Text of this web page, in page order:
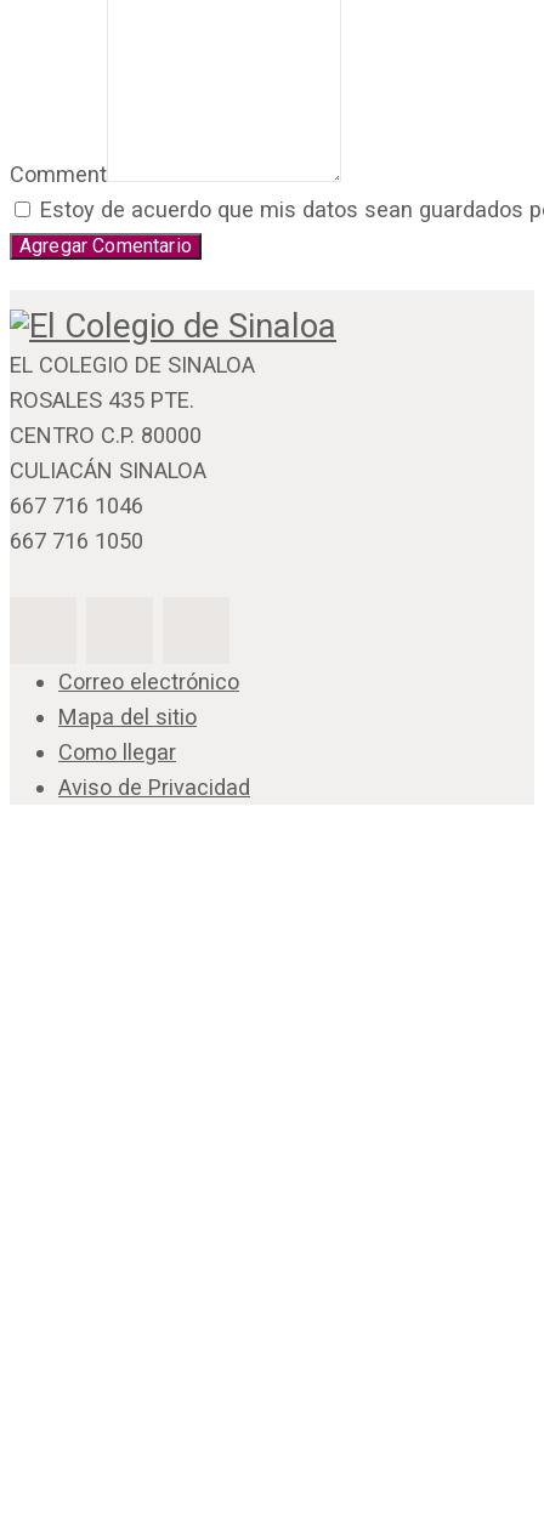
Comment
Estoy de acuerdo que mis datos sean guardados
EL COLEGIO DE SINALOA
ROSALES 435 PTE.
CENTRO C.P. 80000
CULIACÁN SINALOA
667 716 1046
667 716 1050
Correo electrónico
Mapa del sitio
Como llegar
Aviso de Privacidad